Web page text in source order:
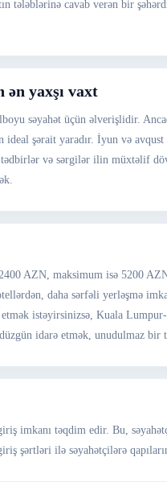
tələblərinə cavab verən bir
yaxşı vaxt
səyahət üçün əlverişlidir.
şərait yaradır. İyun və
və sərgilər ilin müxtəlif
AZN, maksimum isə 5200
daha sərfəli yerləşmə
istəyirsinizsə, Kuala
idarə etmək, unudulmaz bir
imkanı təqdim edir. Bu,
şərtləri ilə səyahətçilərə